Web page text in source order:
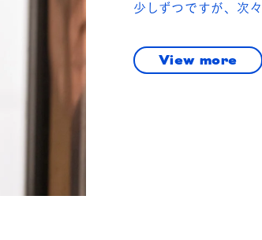
少しずつですが、次
View more